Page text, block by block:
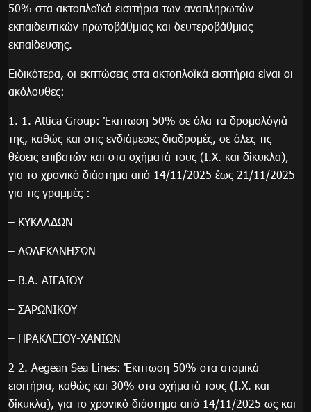
50% στα ακτοπλοϊκά εισιτήρια των αναπληρωτών
εκπαιδευτικών πρωτοβάθμιας και δευτεροβάθμιας
εκπαίδευσης.
Ειδικότερα, οι εκπτώσεις στα ακτοπλοϊκά εισιτήρια είναι οι
ακόλουθες:
1. 1. Attica Group: Έκπτωση 50% σε όλα τα δρομολόγιά
της, καθώς και στις ενδιάμεσες διαδρομές, σε όλες τις
θέσεις επιβατών και στα οχήματά τους (Ι.Χ. και δίκυκλα),
για το χρονικό διάστημα από 14/11/2025 έως 21/11/2025
για τις γραμμές :
– ΚΥΚΛΑΔΩΝ
– ΔΩΔΕΚΑΝΗΣΩΝ
– Β.Α. ΑΙΓΑΙΟΥ
– ΣΑΡΩΝΙΚΟΥ
– ΗΡΑΚΛΕΙΟΥ-ΧΑΝΙΩΝ
2 2. Aegean Sea Lines: Έκπτωση 50% στα ατομικά
εισιτήρια, καθώς και 30% στα οχήματά τους (Ι.Χ. και
δίκυκλα), για το χρονικό διάστημα από 14/11/2025 ως και